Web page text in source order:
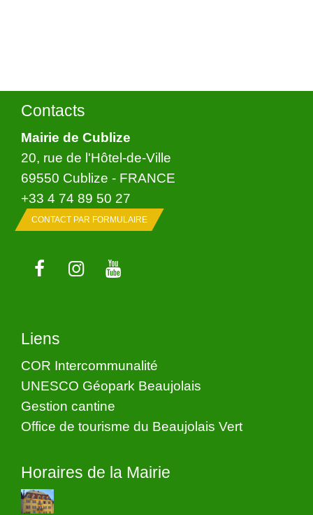
Contacts
Mairie de Cublize
20, rue de l'Hôtel-de-Ville
69550 Cublize - FRANCE
+33 4 74 89 50 27
CONTACT PAR FORMULAIRE
Liens
COR Intercommunalité
UNESCO Géopark Beaujolais
Gestion cantine
Office de tourisme du Beaujolais Vert
Horaires de la Mairie